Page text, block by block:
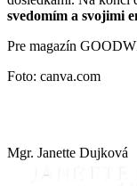
svedomím a svojimi
Pre magazín
Foto: canva.com
Mgr. Janette Dujková